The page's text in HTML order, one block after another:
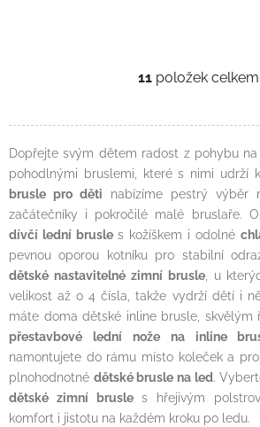
11položek celkem
Dopřejte svým dětem radost z pohybu
pohodlnými bruslemi, které s nimi udrží
brusle pro děti nabízíme pestrý výběr
začátečníky i pokročilé malé bruslaře.
dívčí lední brusles kožíškem i odolné
pevnou oporou kotníku pro stabilní
dětské nastavitelné zimní brusle, u
velikost až o 4 čísla, takže vydrží dětí i
máte doma dětské inline brusle, skvělým
přestavbové lední nože na inline
namontujete do rámu místo koleček a
plnohodnotné dětské brusle na led.
dětské zimní brusles hřejivým
komfort i jistotu na každém kroku po ledu.